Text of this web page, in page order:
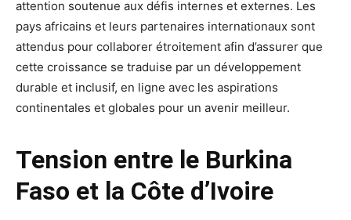
attention soutenue aux défis internes et externes. Les
pays africains et leurs partenaires internationaux sont
attendus pour collaborer étroitement afin d’assurer que
cette croissance se traduise par un développement
durable et inclusif, en ligne avec les aspirations
continentales et globales pour un avenir meilleur.
Tension entre le Burkina
Faso et la Côte d’Ivoire